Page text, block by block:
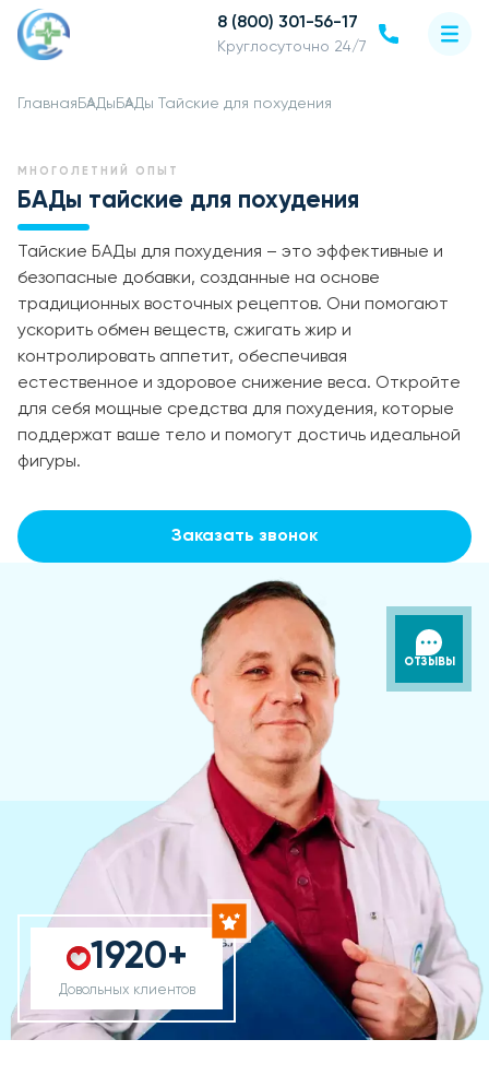
8 (800) 301-56-17
Круглосуточно 24/7
Главная БАДы БАДы Тайские для похудения
МНОГОЛЕТНИЙ ОПЫТ
БАДы тайские для похудения
Тайские БАДы для похудения – это эффективные и
безопасные добавки, созданные на основе
традиционных восточных рецептов. Они помогают
ускорить обмен веществ, сжигать жир и
контролировать аппетит, обеспечивая
естественное и здоровое снижение веса. Откройте
для себя мощные средства для похудения, которые
поддержат ваше тело и помогут достичь идеальной
фигуры.
Заказать звонок
1920+
Довольных клиентов
ОТЗЫВЫ